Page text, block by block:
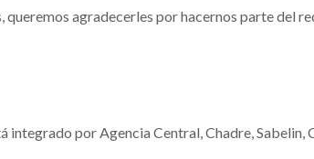
agradecerles por hacernos parte del
integrado por Agencia Central, Chadre, Sabelin,